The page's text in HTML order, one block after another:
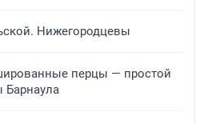
Нижегородцевы
перцы — простой
Барнаула